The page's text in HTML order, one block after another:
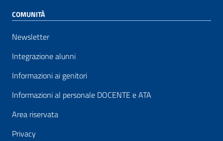
COMUNITÀ
Newsletter
Integrazione alunni
Informazioni ai genitori
Informazioni al personale DOCENTE e ATA
Area riservata
Privacy